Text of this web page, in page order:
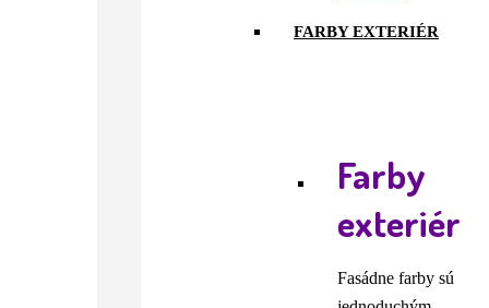
FARBY EXTERIÉR
Farby
exteriér
Fasádne farby sú